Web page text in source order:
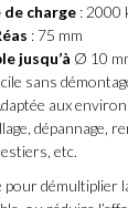
charge : 2000
: 75 mm
jusqu’à Ø 10
sans
aux
dépannage,
etc.
pour démultiplier